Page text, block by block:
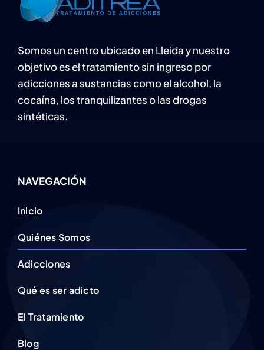
Somos un centro ubicado en Lleida y nuestro
objetivo es el tratamiento sin ingreso por
adicciones a sustancias como el alcohol, la
cocaína, los tranquilizantes o las drogas
sintéticas.
NAVEGACIÓN
Inicio
Quiénes Somos
Adicciones
Qué es ser adicto
El Tratamiento
Blog